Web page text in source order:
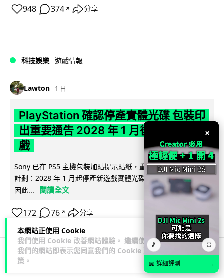
本網站正使用 Cookie
我們使用 Cookie 改善網站體驗。 繼續使用
我們的網站即表示您同意我們的 Cookie 政
策 。
948 374 ↗ 分享
科技娛樂 遊戲情報
Lawton 1 日
PlayStation 確認停產實體光碟 包裝印
出重要通告 2028 年 1 月後不出光碟遊
戲
Sony 已在 PS5 主機包裝加貼提示貼紙，重申官方 7 月已公布
計劃：2028 年 1 月起停產新遊戲實體光碟。分析師預期 PS6
因此...
閱讀全文
172 76 ↗ 分享
人工智能
×
🎵 ⛶
📖 詳細評測 →